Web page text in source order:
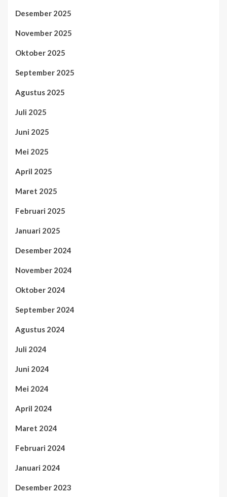
Desember 2025
November 2025
Oktober 2025
September 2025
Agustus 2025
Juli 2025
Juni 2025
Mei 2025
April 2025
Maret 2025
Februari 2025
Januari 2025
Desember 2024
November 2024
Oktober 2024
September 2024
Agustus 2024
Juli 2024
Juni 2024
Mei 2024
April 2024
Maret 2024
Februari 2024
Januari 2024
Desember 2023